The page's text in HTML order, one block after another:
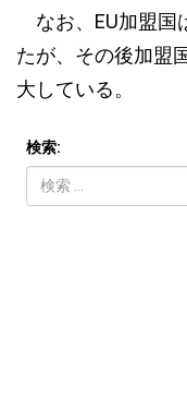
なお、EU加盟国
たが、その後加盟
大している。
検索: